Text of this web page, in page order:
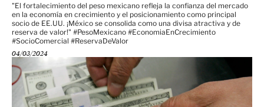
"El fortalecimiento del peso mexicano refleja la confianza del mercado
en la economía en crecimiento y el posicionamiento como principal
socio de EE.UU. ¡México se consolida como una divisa atractiva y de
reserva de valor!" #PesoMexicano #EconomiaEnCrecimiento
#SocioComercial #ReservaDeValor
04/03/2024